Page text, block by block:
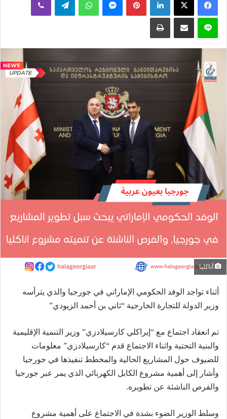
إلكترونيا
لاين مشاركة عبر البريد طباعة
أناكليا
أثناء تواجد الوفد الحكومي الإماراتي في جورجيا والذي يترأسه
وزير الدولة للتجارة الخارجية “ثاني بن أحمد الزيودي”
تم انعقاد اجتماع مع “إيراكلي كارسيلادزي” وزير التنمية الإقليمية
والبنية التحتية واثناء الاجتماع قدم “كارسيلادزي” معلومات
للضيوف حول المشاريع الحالية والمخطط تنفيذها في جورجيا
وأشار إلى أهمية مشروع الكابل الكهربائي الذي يمر عبر جورجيا
والفرص الناشئة عن تطويره.
وسلط الوزير الضوء بشدة في الاجتماع على أهمية مشروع